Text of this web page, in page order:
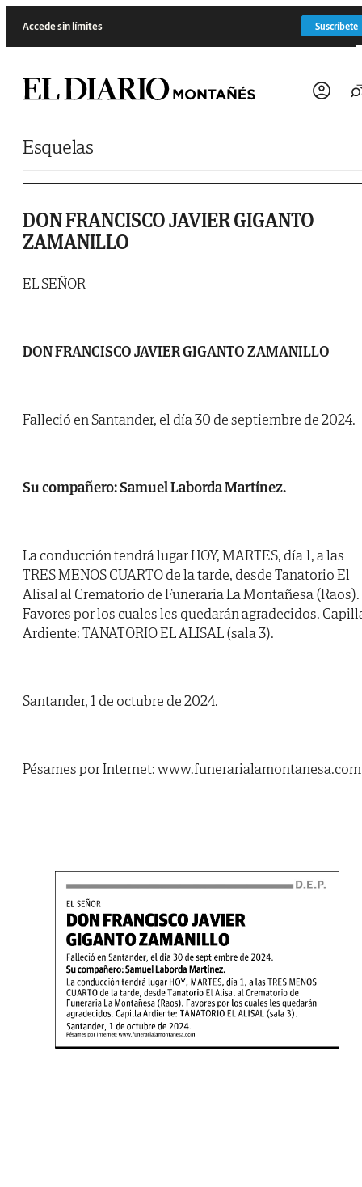
Accede sin límites Suscríbete
Esquelas
DON FRANCISCO JAVIER GIGANTO
ZAMANILLO
EL SEÑOR
DON FRANCISCO JAVIER GIGANTO ZAMANILLO
Falleció en Santander, el día 30 de septiembre de 2024.
Su compañero: Samuel Laborda Martínez.
La conducción tendrá lugar HOY, MARTES, día 1, a las
TRES MENOS CUARTO de la tarde, desde Tanatorio El
Alisal al Crematorio de Funeraria La Montañesa (Raos).
Favores por los cuales les quedarán agradecidos.
Ardiente: TANATORIO EL ALISAL (sala 3).
Santander, 1 de octubre de 2024.
Pésames por Internet: www.funerarialamontanesa.com